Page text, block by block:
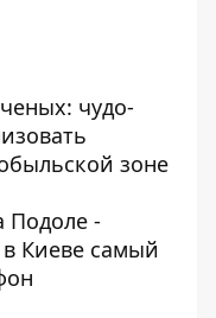
чудо-
зоне
Подоле -
Киеве самый